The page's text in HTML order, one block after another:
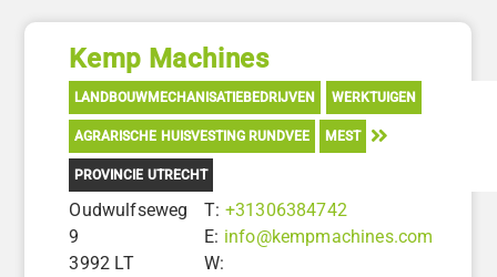
Kemp Machines
LANDBOUWMECHANISATIEBEDRIJVEN WERKTUIGEN
AGRARISCHE HUISVESTING RUNDVEE MEST
PROVINCIE UTRECHT
Oudwulfseweg
9
3992 LT
T: +31306384742
E: info@kempmachines.com
W: